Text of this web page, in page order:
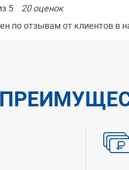
5 20оценок
по отзывам от клиентов в